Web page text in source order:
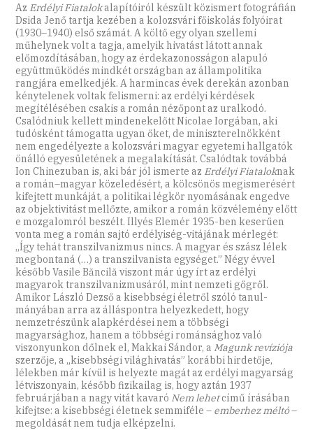
Az Erdélyi Fiatalokalapítóiról készült közismert fotográfián
Dsida Jenő tartja kezében a kolozsvári főiskolás folyóirat
(1930–1940) első számát. A költő egy olyan szellemi
műhelynek volt a tagja, amelyik hivatást látott annak
előmozdításában, hogy az érdekazonosságon alapuló
együttműködés mindkét országban az állampolitika
rangjára emelkedjék. A harmincas évek derekán azonban
kénytelenek voltak felismerni: az erdélyi kérdések
megítélésében csakis a román nézőpont az uralkodó.
Csalód­niuk kellett mindenekelőtt Nicolae Iorgában, aki
tudósként támogatta ugyan őket, de miniszterelnökként
nem engedélyezte a kolozsvári magyar egyetemi hallgatók
önálló egyesületének a megalakítását. Csalódtak továbbá
Ion Chinezuban is, aki bár jól ismerte az Erdélyi Fiataloknak
a román–magyar közeledésért, a kölcsö­nös megismerésért
kifejtett munkáját, a politikai légkör nyomásának engedve
az objektivitást mellőzte, amikor a román közvélemény előtt
e mozgalomról beszélt. Illyés Elemér 1935-ben keserűen
von­ta meg a román sajtó erdélyiség-vitájának mérlegét:
„Így tehát transzilvanizmus nincs. A magyar és szász lélek
megbontaná (…) a transzilvanista egységet.” Négy évvel
később Vasile Băncilă viszont már úgy írt az erdélyi
magyarok transzilvanizmusáról, mint nem­zeti gőgről.
Amikor László Dezső a kisebbségi életről szóló tanul­
mányában arra az álláspontra helyezkedett, hogy
nemzetrészünk alapkérdései nem a többségi
magyarsághoz, hanem a többségi románsághoz való
viszonyunkon dől­nek el, Makkai Sándor, a Magunk revíziója
szerzője, a „kisebbségi világhivatás” korábbi hirdetője,
lélekben már kívül is helyezte magát az erdélyi magyarság
létviszonyain, később fizikailag is, hogy aztán 1937
februárjában a nagy vitát kavaró Nem lehetcímű írásában
kifejtse: a kisebbségi életnek semmiféle – emberhez mél­tó–
megoldását nem tudja elképzelni.